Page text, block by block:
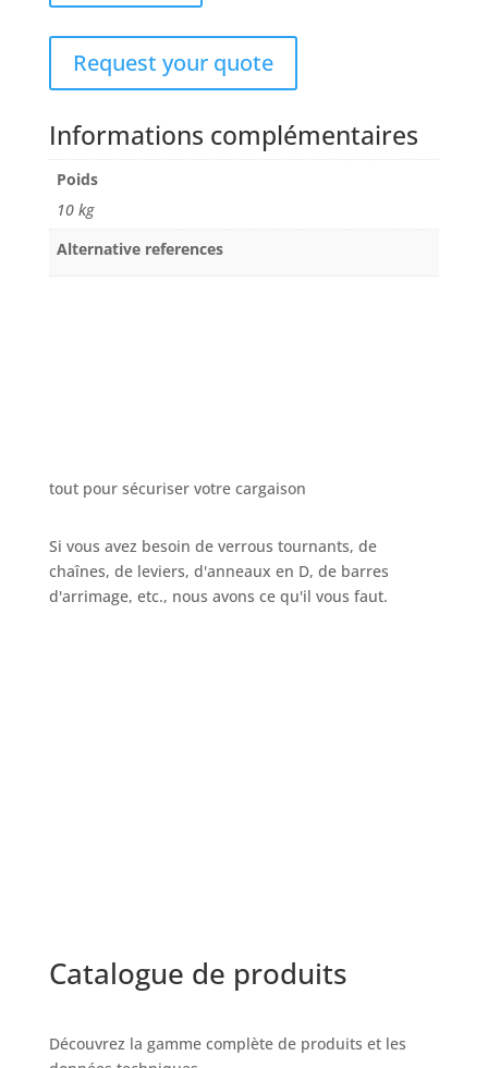
Request your quote
Informations complémentaires
Poids
10 kg
Alternative references
tout pour sécuriser votre cargaison
Si vous avez besoin de verrous tournants, de
chaînes, de leviers, d'anneaux en D, de barres
d'arrimage, etc., nous avons ce qu'il vous faut.
Catalogue de produits
Découvrez la gamme complète de produits et les